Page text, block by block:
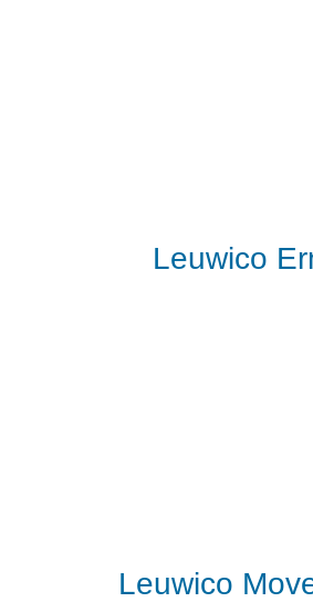
Leuwico
Leuwico